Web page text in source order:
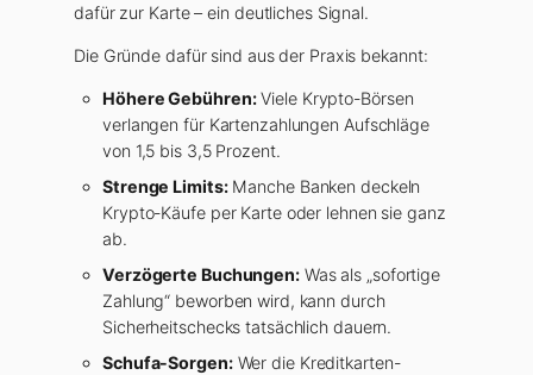
dafür zur Karte – ein deutliches Signal.
Die Gründe dafür sind aus der Praxis bekannt:
Höhere Gebühren:Viele Krypto-Börsen
verlangen für Kartenzahlungen Aufschläge
von 1,5 bis 3,5 Prozent.
Strenge Limits:Manche Banken deckeln
Krypto-Käufe per Karte oder lehnen sie ganz
ab.
Verzögerte Buchungen:Was als „sofortige
Zahlung“ beworben wird, kann durch
Sicherheitschecks tatsächlich dauern.
Schufa-Sorgen:Wer die Kreditkarten-